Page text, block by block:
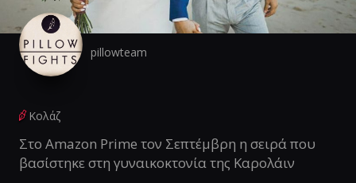
pillowteam
Κολάζ
Στο Amazon Prime τον Σεπτέμβρη η σειρά που
βασίστηκε στη γυναικοκτονία της Καρολάιν